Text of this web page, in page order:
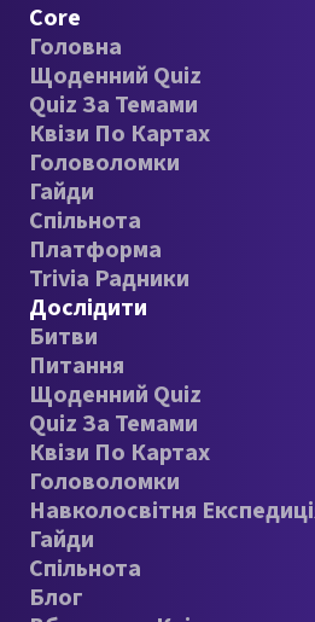
Core
Головна
Щоденний Quiz
Quiz За Темами
Квізи По Картах
Головоломки
Гайди
Спільнота
Платформа
Trivia Радники
Дослідити
Битви
Питання
Щоденний Quiz
Quiz За Темами
Квізи По Картах
Головоломки
Навколосвітня
Гайди
Спільнота
Блог